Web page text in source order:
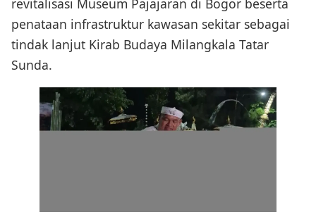
penataan infrastruktur kawasan sekitar sebagai
tindak lanjut Kirab Budaya Milangkala Tatar
Sunda.